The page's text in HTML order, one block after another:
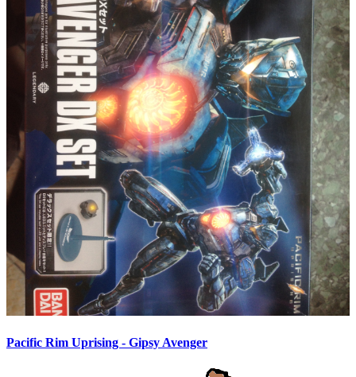
Pacific Rim Uprising - Gipsy Avenger